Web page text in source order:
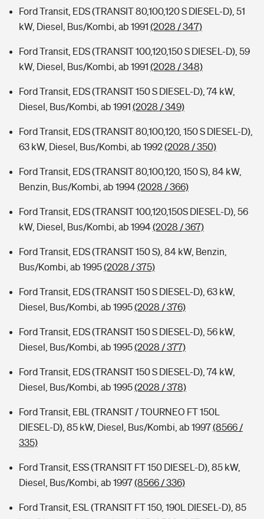
Ford Transit, EDS (TRANSIT 80,100,120 S DIESEL-D), 51
kW, Diesel, Bus/Kombi, ab 1991 (2028 / 347)
Ford Transit, EDS (TRANSIT 100,120,150 S DIESEL-D), 59
kW, Diesel, Bus/Kombi, ab 1991 (2028 / 348)
Ford Transit, EDS (TRANSIT 150 S DIESEL-D), 74 kW,
Diesel, Bus/Kombi, ab 1991 (2028 / 349)
Ford Transit, EDS (TRANSIT 80,100,120, 150 S DIESEL-D),
63 kW, Diesel, Bus/Kombi, ab 1992(2028 / 350)
Ford Transit, EDS (TRANSIT 80,100,120, 150 S), 84 kW,
Benzin, Bus/Kombi, ab 1994(2028 / 366)
Ford Transit, EDS (TRANSIT 100,120,150S DIESEL-D), 56
kW, Diesel, Bus/Kombi, ab 1994(2028 / 367)
Ford Transit, EDS (TRANSIT 150 S), 84 kW, Benzin,
Bus/Kombi, ab 1995(2028 / 375)
Ford Transit, EDS (TRANSIT 150 S DIESEL-D), 63 kW,
Diesel, Bus/Kombi, ab 1995(2028 / 376)
Ford Transit, EDS (TRANSIT 150 S DIESEL-D), 56 kW,
Diesel, Bus/Kombi, ab 1995(2028 / 377)
Ford Transit, EDS (TRANSIT 150 S DIESEL-D), 74 kW,
Diesel, Bus/Kombi, ab 1995(2028 / 378)
Ford Transit, EBL (TRANSIT / TOURNEO FT 150L
DIESEL-D), 85 kW, Diesel, Bus/Kombi, ab 1997(8566 /
335)
Ford Transit, ESS (TRANSIT FT 150 DIESEL-D), 85 kW,
Diesel, Bus/Kombi, ab 1997(8566 / 336)
Ford Transit, ESL (TRANSIT FT 150, 190L DIESEL-D), 85